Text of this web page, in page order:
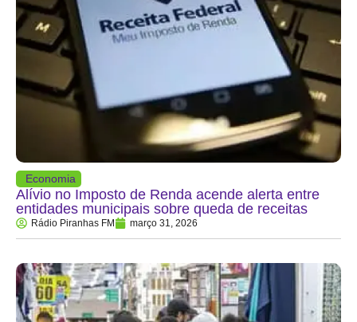
Economia
Alívio no Imposto de Renda acende alerta entre
entidades municipais sobre queda de receitas
Rádio Piranhas FM março 31, 2026